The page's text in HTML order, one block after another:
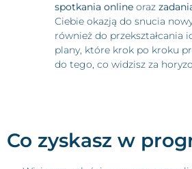
spotkania online oraz
Ciebie okazją do snucia
również do przekształcania
plany, które krok po kroku
do tego, co widzisz za
Co zyskasz w